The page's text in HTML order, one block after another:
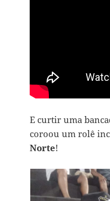
E curtir uma
coroou um rolê
Norte!